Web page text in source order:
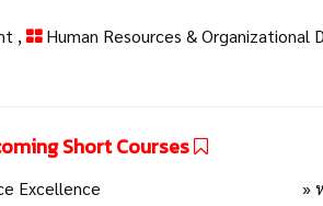
,
Human Resources &
Short Courses
Excellence »